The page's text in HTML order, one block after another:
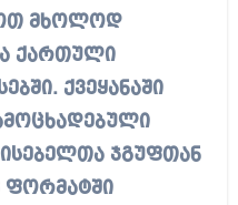
მხოლოდ
ქართული
ქვეყანაში
ჯგუფთან
ფორმატში